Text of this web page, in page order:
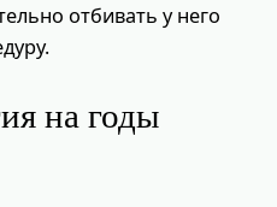
отбивать у него
на годы